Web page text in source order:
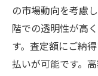
の市場動向を考慮
階での透明性が高
す。査定額にご納
払いが可能です。